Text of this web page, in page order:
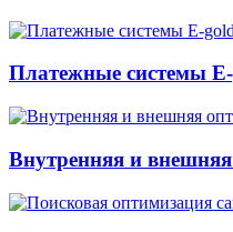
Платежные системы
Внутренняя и